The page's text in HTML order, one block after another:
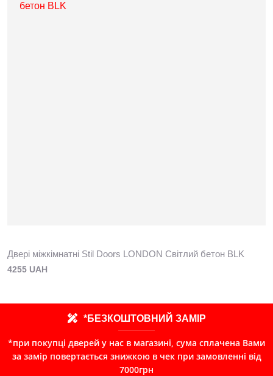
Двері міжкімнатні Stil Doors LONDON Світлий бетон BLK
4255 UAH
*БЕЗКОШТОВНИЙ ЗАМІР
*при покупці дверей у нас в магазині, сума сплачена Вами
за замір повертається знижкою в чек при замовленні від
7000грн